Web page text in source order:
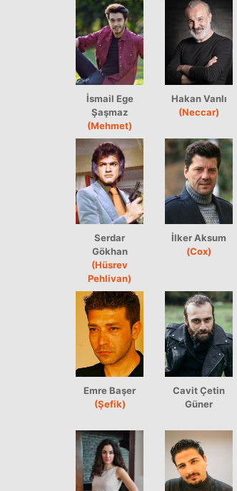
İsmail Ege
Şaşmaz
(Mehmet)
Hakan Vanlı
(Neccar)
Serdar
Gökhan
(Hüsrev
Pehlivan)
İlker Aksum
(Cox)
Emre Başer
(Şefik)
Cavit Çetin
Güner